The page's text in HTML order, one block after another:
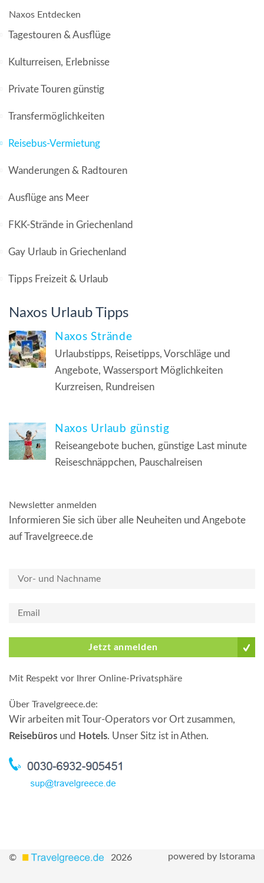
Naxos Entdecken
Tagestouren & Ausflüge
Kulturreisen, Erlebnisse
Private Touren günstig
Transfermöglichkeiten
Reisebus-Vermietung
Wanderungen & Radtouren
Ausflüge ans Meer
FKK-Strände in Griechenland
Gay Urlaub in Griechenland
Tipps Freizeit & Urlaub
Naxos Urlaub Tipps
Naxos Strände
Urlaubstipps, Reisetipps, Vorschläge und
Angebote, Wassersport Möglichkeiten
Kurzreisen, Rundreisen
Naxos Urlaub günstig
Reiseangebote buchen, günstige Last minute
Reiseschnäppchen, Pauschalreisen
Newsletter anmelden
Informieren Sie sich über alle Neuheiten und Angebote
auf Travelgreece.de
Jetzt anmelden
Mit Respekt vor Ihrer Online-Privatsphäre
Über Travelgreece.de:
Wir arbeiten mit Tour-Operators vor Ort zusammen,
Reisebüros und Hotels. Unser Sitz ist in Athen.
© 2026 powered by Istorama